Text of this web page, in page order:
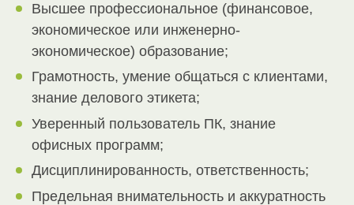
Высшее профессиональное (финансовое,
экономическое или инженерно-
экономическое) образование;
Грамотность, умение общаться с клиентами,
знание делового этикета;
Уверенный пользователь ПК, знание
офисных программ;
Дисциплинированность, ответственность;
Предельная внимательность и аккуратность